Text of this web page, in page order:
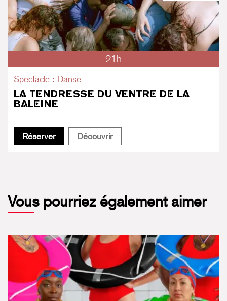
21h
Spectacle : Danse
LA TENDRESSE DU VENTRE DE LA
BALEINE
RéserverLa Tendresse du ventre de la baleine
DécouvrirLa Tendresse du ventre de la
Vous pourriez également aimer